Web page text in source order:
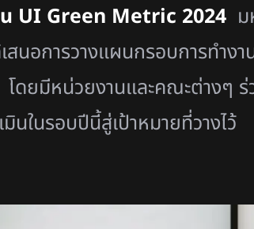
น UI Green Metric 2024
นอการวางแผนกรอบการทำงา
ดยมีหน่วยงานและคณะต่างๆ ร่
นในรอบปีนี้สู่เป้าหมายที่วางไว้